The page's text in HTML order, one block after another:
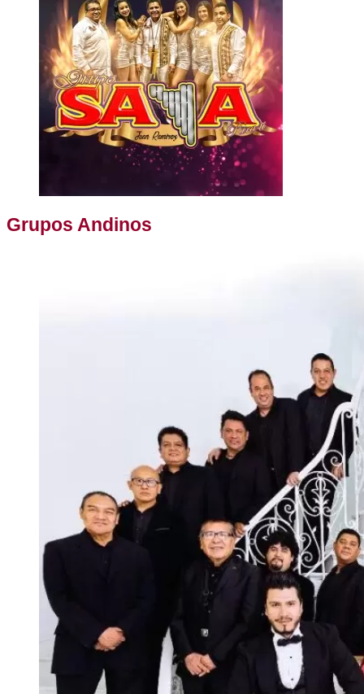
Grupos Andinos